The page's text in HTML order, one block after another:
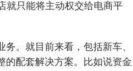
就只能将主动权交给电商平
。就目前来看，包括新车、
的配套解决方案。比如说资金